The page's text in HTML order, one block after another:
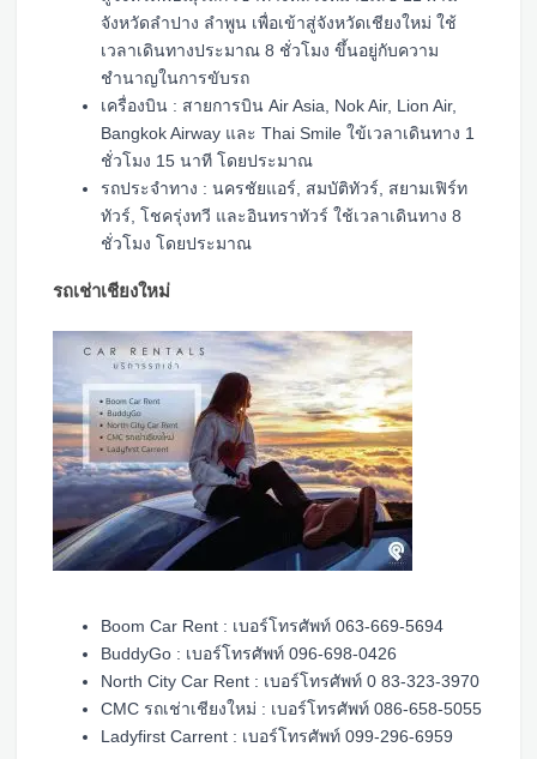
จังหวัดลำปาง ลำพูน เพื่อเข้าสู่จังหวัดเชียงใหม่ ใช้
เวลาเดินทางประมาณ 8 ชั่วโมง ขึ้นอยู่กับความ
ชำนาญในการขับรถ
เครื่องบิน : สายการบิน Air Asia, Nok Air, Lion Air,
Bangkok Airway และ Thai Smile ใข้เวลาเดินทาง 1
ชั่วโมง 15 นาที โดยประมาณ
รถประจำทาง : นครชัยแอร์, สมบัติทัวร์, สยามเฟิร์ท
ทัวร์, โชครุ่งทวี และอินทราทัวร์ ใช้เวลาเดินทาง 8
ชั่วโมง โดยประมาณ
รถเช่าเชียงใหม่
Boom Car Rent : เบอร์โทรศัพท์ 063-669-5694
BuddyGo : เบอร์โทรศัพท์ 096-698-0426
North City Car Rent : เบอร์โทรศัพท์ 0 83-323-3970
CMC รถเช่าเชียงใหม่ : เบอร์โทรศัพท์ 086-658-5055
Ladyfirst Carrent : เบอร์โทรศัพท์ 099-296-6959